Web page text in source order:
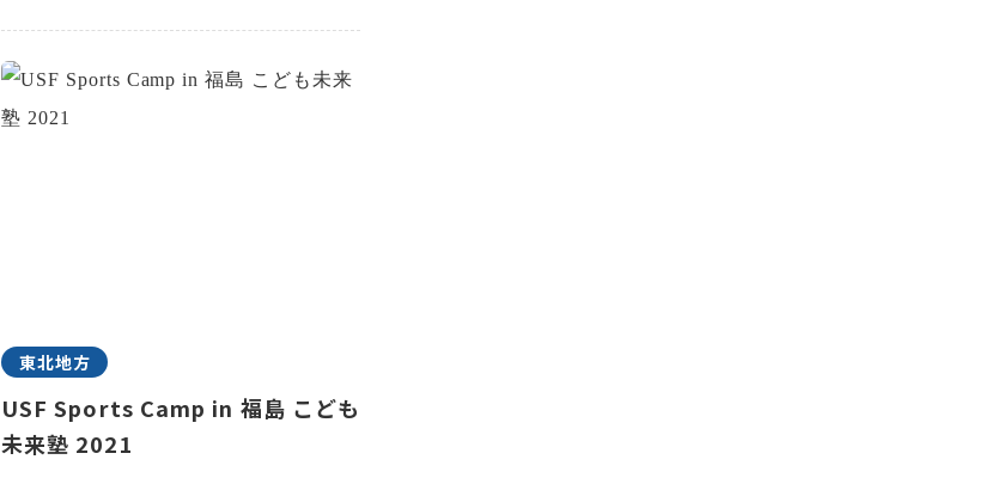
東北地方
USF Sports Camp in 福島 こども
未来塾 2021